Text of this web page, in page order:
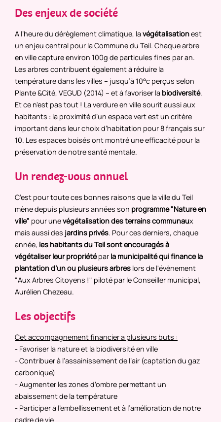
Des enjeux de société
A l’heure du dérèglement climatique, lavégétalisationest
un enjeu central pour la Commune du Teil. Chaque arbre
en ville capture environ 100g de particules fines par an.
Les arbres contribuent également à réduire la
température dans les villes – jusqu’à 10°c perçus selon
Plante &Cité, VEGUD (2014) – et à favoriser la biodiversité.
Et ce n'est pas tout ! La verdure en ville sourit aussi aux
habitants : la proximité d’un espace vert est un critère
important dans leur choix d’habitation pour 8 français sur
10. Les espaces boisés ont montré une efficacité pour la
préservation de notre santé mentale.
Un rendez-vous annuel
C’est pour toute ces bonnes raisons que la ville du Teil
mène depuis plusieurs années son programme "Nature en
ville" pour unevégétalisation des terrains communaux
mais aussi des jardins privés. Pour ces derniers, chaque
année, les habitants du Teil sont encouragés à
végétaliser leur propriétépar la municipalité qui finance la
plantation d’un ou plusieurs arbres lors de l'évènement
"Aux Arbres Citoyens !" piloté par le Conseiller municipal,
Aurélien Chezeau.
Les objectifs
Cet accompagnement financier a plusieurs buts :
- Favoriser la nature et la biodiversité en ville
- Contribuer à l’assainissement de l’air (captation du gaz
carbonique)
- Augmenter les zones d’ombre permettant un
abaissement de la température
- Participer à l’embellissement et à l’amélioration de notre
cadre de vie